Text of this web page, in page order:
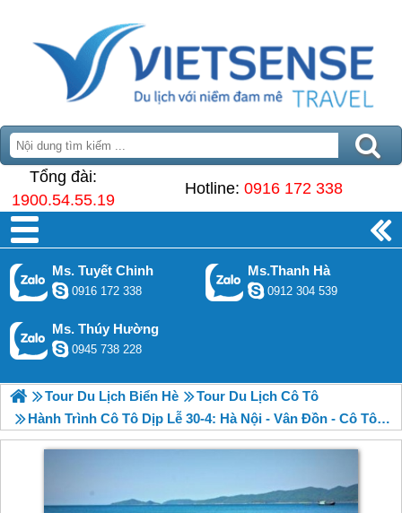
Tổng đài:
1900.54.55.19
Hotline: 0916 172 338
Ms. Tuyết Chinh
0916 172 338
Ms.Thanh Hà
0912 304 539
Ms. Thúy Hường
0945 738 228
Tour Du Lịch Biển Hè
Tour Du Lịch Cô Tô
Hành Trình Cô Tô Dịp Lễ 30-4: Hà Nội - Vân Đồn - Cô Tô - Hà Nội